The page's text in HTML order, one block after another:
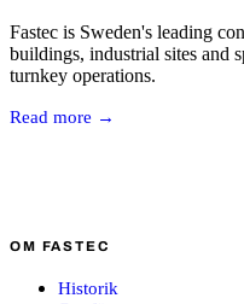
Fastec is Sweden's leading
buildings, industrial sites and
turnkey operations.
Read more →
OM FASTEC
Historik